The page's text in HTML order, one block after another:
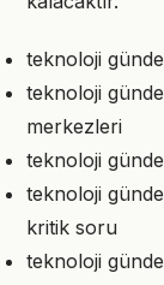
teknoloji
teknoloji
merkezleri
teknoloji
teknoloji
kritik soru
teknoloji